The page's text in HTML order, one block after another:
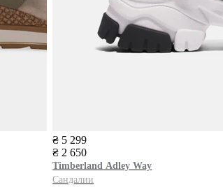
₴ 5 299
₴ 2 650
Timberland Adley Way
Сандалии